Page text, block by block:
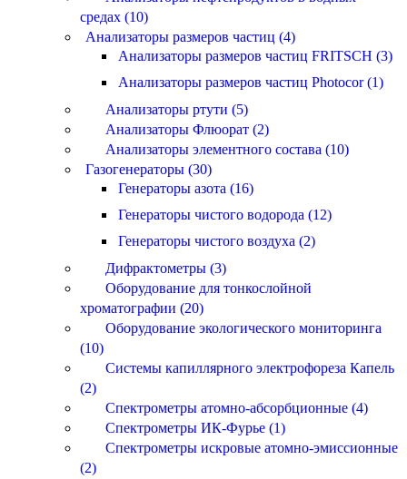
средах (10)
Анализаторы размеров частиц (4)
Анализаторы размеров частиц FRITSCH (3)
Анализаторы размеров частиц Photocor (1)
Анализаторы ртути (5)
Анализаторы Флюорат (2)
Анализаторы элементного состава (10)
Газогенераторы (30)
Генераторы азота (16)
Генераторы чистого водорода (12)
Генераторы чистого воздуха (2)
Дифрактометры (3)
Оборудование для тонкослойной
хроматографии (20)
Оборудование экологического мониторинга
(10)
Системы капиллярного электрофореза Капель
(2)
Спектрометры атомно-абсорбционные (4)
Спектрометры ИК-Фурье (1)
Спектрометры искровые атомно-эмиссионные
(2)